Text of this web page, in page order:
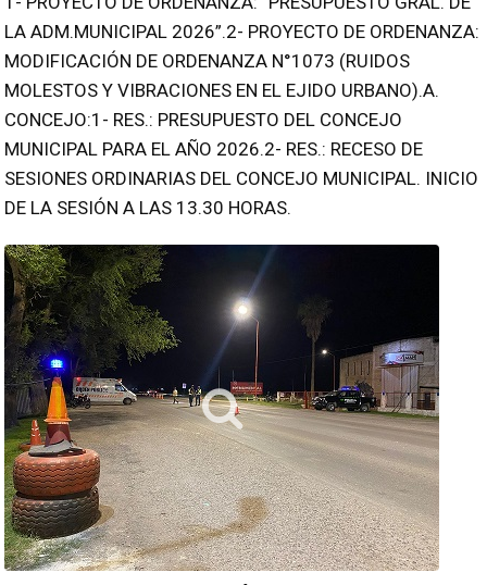
LA ADM.MUNICIPAL 2026”.2- PROYECTO DE ORDENANZA:
MODIFICACIÓN DE ORDENANZA N°1073 (RUIDOS
MOLESTOS Y VIBRACIONES EN EL EJIDO URBANO).A.
CONCEJO:1- RES.: PRESUPUESTO DEL CONCEJO
MUNICIPAL PARA EL AÑO 2026.2- RES.: RECESO DE
SESIONES ORDINARIAS DEL CONCEJO MUNICIPAL. INICIO
DE LA SESIÓN A LAS 13.30 HORAS.